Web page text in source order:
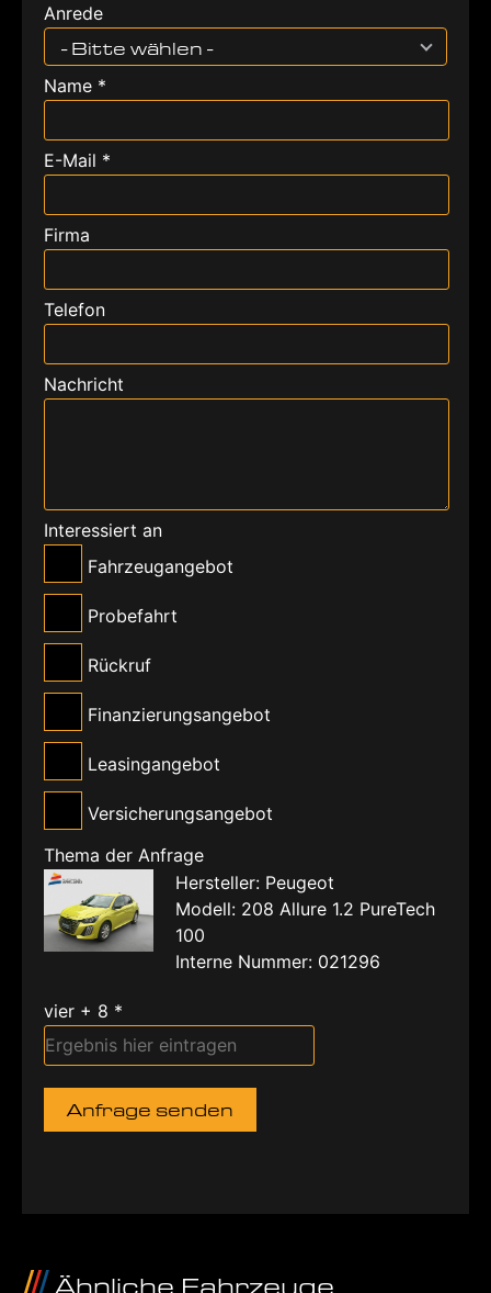
Anrede
- Bitte wählen -
Name *
E-Mail *
Firma
Telefon
Nachricht
Interessiert an
Fahrzeugangebot
Probefahrt
Rückruf
Finanzierungsangebot
Leasingangebot
Versicherungsangebot
Thema der Anfrage
Hersteller: Peugeot
Modell: 208 Allure 1.2 PureTech
100
Interne Nummer: 021296
vier + 8 *
Anfrage senden
Ähnliche Fahrzeuge